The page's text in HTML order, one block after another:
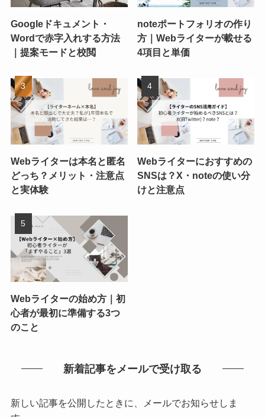
Googleドキュメント・
Wordで赤字入れする方法
｜提案モードと校閲
noteポートフォリオの作り
方｜Webライターが載せる
4項目と単価
Webライターは本名と匿名
どっち？メリット・注意点
と実体験
Webライターにおすすめの
SNSは？X・noteの使い分
けと注意点
Webライターの始め方｜初
心者が最初に準備する3つ
のこと
新着記事をメールで受け取る
新しい記事を公開したときに、メールでお知らせしま